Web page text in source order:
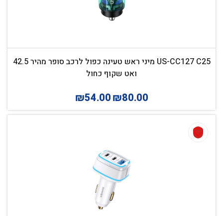
US-CC127 C25 מיני ראש טעינה כפול לרכב סופר מהיר 42.5
ואט שקוף כחול
₪80.00
₪54.00